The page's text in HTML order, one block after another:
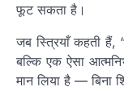
फूट सकता है।
जब स्त्रियाँ कहती हैं,
बल्कि एक ऐसा
मान लिया है — बिना